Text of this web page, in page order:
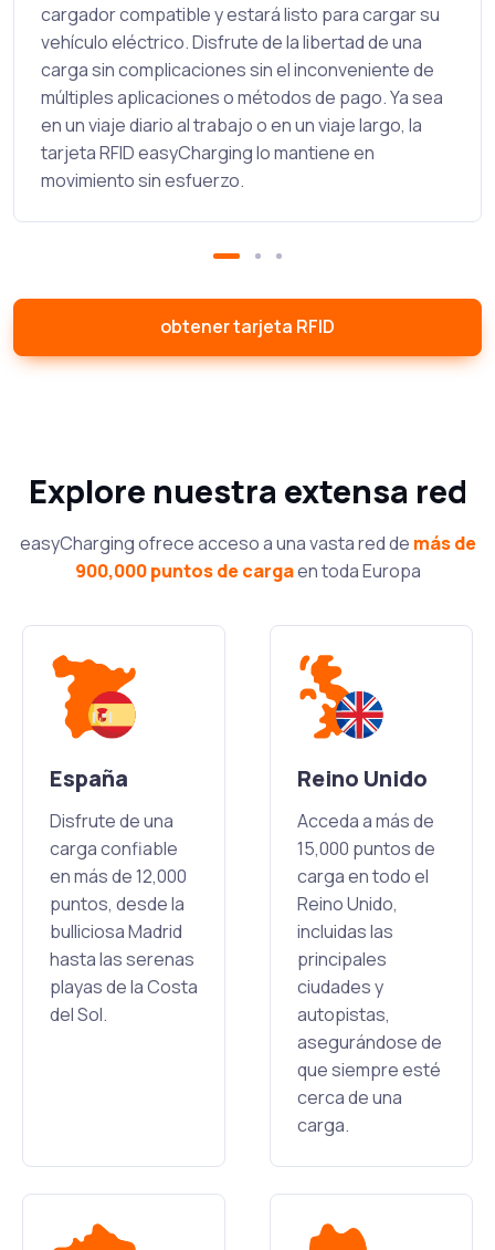
cargador compatible y estará listo para cargar su
vehículo eléctrico. Disfrute de la libertad de una
carga sin complicaciones sin el inconveniente de
múltiples aplicaciones o métodos de pago. Ya sea
en un viaje diario al trabajo o en un viaje largo, la
tarjeta RFID easyCharging lo mantiene en
movimiento sin esfuerzo.
obtener tarjeta RFID
Explore nuestra extensa red
easyCharging ofrece acceso a una vasta red de más de
900,000 puntos de cargaen toda Europa
España
Disfrute de una
carga confiable
en más de 12,000
puntos, desde la
bulliciosa Madrid
hasta las serenas
playas de la Costa
del Sol.
Reino Unido
Acceda a más de
15,000 puntos de
carga en todo el
Reino Unido,
incluidas las
principales
ciudades y
autopistas,
asegurándose de
que siempre esté
cerca de una
carga.